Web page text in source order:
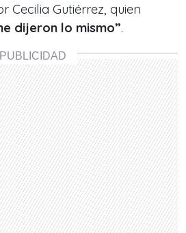
Cecilia Gutiérrez, quien
dijeron lo mismo”.